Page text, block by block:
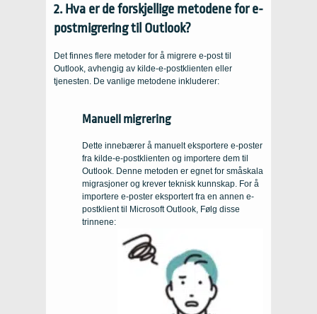
2. Hva er de forskjellige metodene for e-
postmigrering til Outlook?
Det finnes flere metoder for å migrere e-post til
Outlook, avhengig av kilde-e-postklienten eller
tjenesten. De vanlige metodene inkluderer:
Manuell migrering
Dette innebærer å manuelt eksportere e-poster
fra kilde-e-postklienten og importere dem til
Outlook. Denne metoden er egnet for småskala
migrasjoner og krever teknisk kunnskap. For å
importere e-poster eksportert fra en annen e-
postklient til Microsoft Outlook, Følg disse
trinnene: